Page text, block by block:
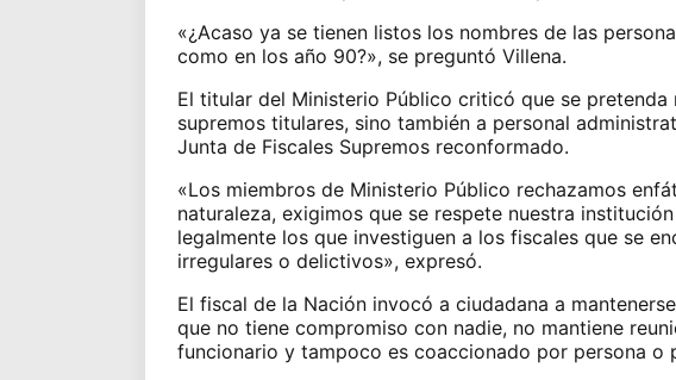
«¿Acaso ya se tienen listos los nombres de las
como en los año 90?», se preguntó Villena.
El titular del Ministerio Público criticó que se
supremos titulares, sino también a personal
Junta de Fiscales Supremos reconformado.
«Los miembros de Ministerio Público rechazamos
naturaleza, exigimos que se respete nuestra
legalmente los que investiguen a los fiscales que se
irregulares o delictivos», expresó.
El fiscal de la Nación invocó a ciudadana a
que no tiene compromiso con nadie, no mantiene
funcionario y tampoco es coaccionado por persona o